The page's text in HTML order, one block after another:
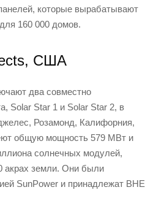
которые вырабатывают
160 000 домов.
США
два совместно
Solar Star 1 и Solar Star 2, в
Розамонд, Калифорния,
общую мощность 579 МВт и
солнечных модулей,
акрах земли. Они были
SunPower и принадлежат BHE